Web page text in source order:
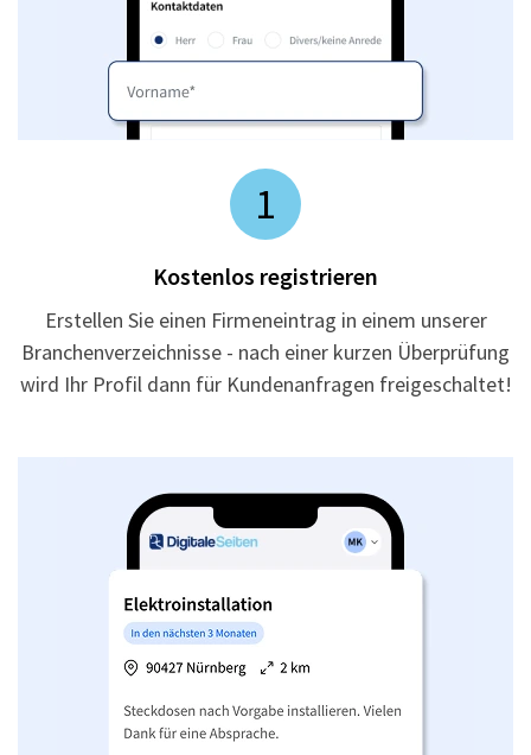
1
Kostenlos registrieren
Erstellen Sie einen Firmeneintrag in einem unserer
Branchenverzeichnisse - nach einer kurzen Überprüfung
wird Ihr Profil dann für Kundenanfragen freigeschaltet!